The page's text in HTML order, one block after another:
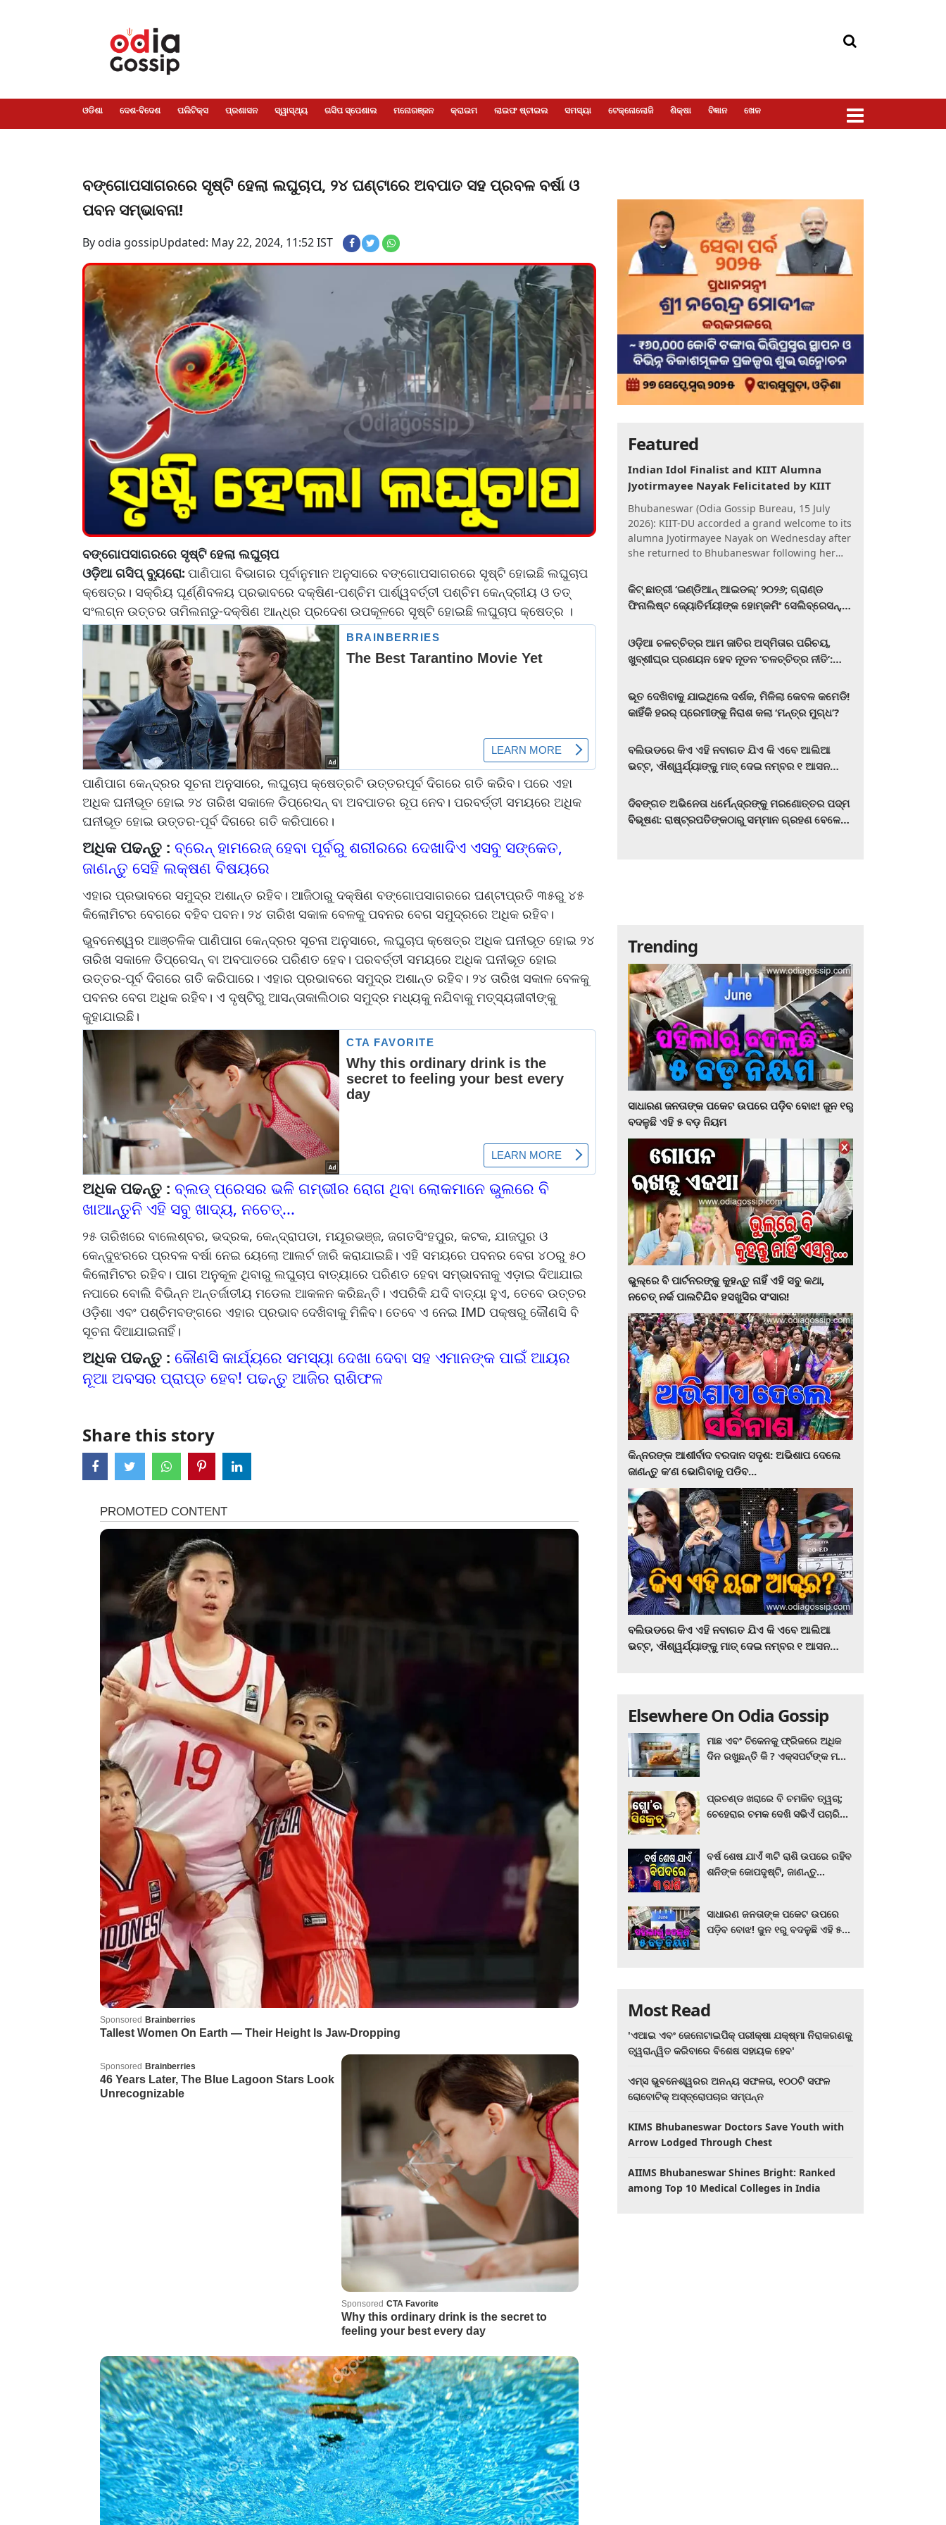
ଓଡିଶା ଦେଶ-ବିଦେଶ ପଲିଟିକ୍ସ ପ୍ରଶାସନ ସ୍ୱାସ୍ଥ୍ୟ ଗସିପ ସ୍ପେଶାଲ ମନୋରଞ୍ଜନ କ୍ରାଇମ ଲାଇଫ ଷ୍ଟାଇଲ ସମସ୍ୟା ଟେକ୍ନୋଲୋଜି ଶିକ୍ଷା ବିଜ୍ଞାନ ଖେଳ
ବଙ୍ଗୋପସାଗରରେ ସୃଷ୍ଟି ହେଲା ଲଘୁଚାପ, ୨୪ ଘଣ୍ଟାରେ ଅବପାତ ସହ ପ୍ରବଳ ବର୍ଷା ଓ
ପବନ ସମ୍ଭାବନା!
By odia gossipUpdated: May 22, 2024, 11:52 IST
ବଙ୍ଗୋପସାଗରରେ ସୃଷ୍ଟି ହେଲା ଲଘୁଚାପ
ଓଡ଼ିଆ ଗସିପ୍ ବ୍ୟୁରୋ: ପାଣିପାଗ ବିଭାଗର ପୂର୍ବାନୁମାନ ଅନୁସାରେ ବଙ୍ଗୋପସାଗରରେ ସୃଷ୍ଟି ହୋଇଛି ଲଘୁଚାପ
କ୍ଷେତ୍ର। ସକ୍ରିୟ ଘୂର୍ଣ୍ଣିବଳୟ ପ୍ରଭାବରେ ଦକ୍ଷିଣ-ପଶ୍ଚିମ ପାର୍ଶ୍ୱବର୍ତ୍ତୀ ପଶ୍ଚିମ କେନ୍ଦ୍ରୀୟ ଓ ତତ୍
ସଂଲଗ୍ନ ଉତ୍ତର ତାମିଲନାଡୁ-ଦକ୍ଷିଣ ଆନ୍ଧ୍ର ପ୍ରଦେଶ ଉପକୂଳରେ ସୃଷ୍ଟି ହୋଇଛି ଲଘୁଚାପ କ୍ଷେତ୍ର ।
ପାଣିପାଗ କେନ୍ଦ୍ରର ସୂଚନା ଅନୁସାରେ, ଲଘୁଚାପ କ୍ଷେତ୍ରଟି ଉତ୍ତରପୂର୍ବ ଦିଗରେ ଗତି କରିବ। ପରେ ଏହା
ଅଧିକ ଘନୀଭୂତ ହୋଇ ୨୪ ତାରିଖ ସକାଳେ ଡିପ୍ରେସନ୍ ବା ଅବପାତର ରୂପ ନେବ। ପରବର୍ତ୍ତୀ ସମୟରେ ଅଧିକ
ଘନୀଭୂତ ହୋଇ ଉତ୍ତର-ପୂର୍ବ ଦିଗରେ ଗତି କରିପାରେ।
ଅଧିକ ପଢନ୍ତୁ : ବ୍ରେନ୍ ହାମରେଜ୍ ହେବା ପୂର୍ବରୁ ଶରୀରରେ ଦେଖାଦିଏ ଏସବୁ ସଙ୍କେତ,
ଜାଣନ୍ତୁ ସେହି ଲକ୍ଷଣ ବିଷୟରେ
ଏହାର ପ୍ରଭାବରେ ସମୁଦ୍ର ଅଶାନ୍ତ ରହିବ। ଆଜିଠାରୁ ଦକ୍ଷିଣ ବଙ୍ଗୋପସାଗରରେ ଘଣ୍ଟାପ୍ରତି ୩୫ରୁ ୪୫
କିଲୋମିଟର ବେଗରେ ବହିବ ପବନ। ୨୪ ତାରିଖ ସକାଳ ବେଳକୁ ପବନର ବେଗ ସମୁଦ୍ରରେ ଅଧିକ ରହିବ।
ଭୁବନେଶ୍ୱର ଆଞ୍ଚଳିକ ପାଣିପାଗ କେନ୍ଦ୍ରର ସୂଚନା ଅନୁସାରେ, ଲଘୁଚାପ କ୍ଷେତ୍ର ଅଧିକ ଘନୀଭୂତ ହୋଇ ୨୪
ତାରିଖ ସକାଳେ ଡିପ୍ରେସନ୍ ବା ଅବପାତରେ ପରିଣତ ହେବ। ପରବର୍ତ୍ତୀ ସମୟରେ ଅଧିକ ଘନୀଭୂତ ହୋଇ
ଉତ୍ତର-ପୂର୍ବ ଦିଗରେ ଗତି କରିପାରେ। ଏହାର ପ୍ରଭାବରେ ସମୁଦ୍ର ଅଶାନ୍ତ ରହିବ। ୨୪ ତାରିଖ ସକାଳ ବେଳକୁ
ପବନର ବେଗ ଅଧିକ ରହିବ। ଏ ଦୃଷ୍ଟିରୁ ଆସନ୍ତାକାଲିଠାର ସମୁଦ୍ର ମଧ୍ୟକୁ ନଯିବାକୁ ମତ୍ସ୍ୟଜୀବୀଙ୍କୁ
କୁହାଯାଇଛି।
ଅଧିକ ପଢନ୍ତୁ : ବ୍ଲଡ୍ ପ୍ରେସର ଭଳି ଗମ୍ଭୀର ରୋଗ ଥିବା ଲୋକମାନେ ଭୁଲରେ ବି
ଖାଆନ୍ତୁନି ଏହି ସବୁ ଖାଦ୍ୟ, ନଚେତ୍...
୨୫ ତାରିଖରେ ବାଲେଶ୍ବର, ଭଦ୍ରକ, କେନ୍ଦ୍ରାପଡା, ମୟୂରଭଞ୍ଜ, ଜଗତସିଂହପୁର, କଟକ, ଯାଜପୁର ଓ
କେନ୍ଦୁଝରରେ ପ୍ରବଳ ବର୍ଷା ନେଇ ୟେଲୋ ଆଲର୍ଟ ଜାରି କରାଯାଇଛି। ଏହି ସମୟରେ ପବନର ବେଗ ୪୦ରୁ ୫୦
କିଲୋମିଟର ରହିବ। ପାଗ ଅନୁକୂଳ ଥିବାରୁ ଲଘୁଚାପ ବାତ୍ୟାରେ ପରିଣତ ହେବା ସମ୍ଭାବନାକୁ ଏଡ଼ାଇ ଦିଆଯାଇ
ନପାରେ ବୋଲି ବିଭିନ୍ନ ଅନ୍ତର୍ଜାତୀୟ ମଡେଲ ଆକଳନ କରିଛନ୍ତି। ଏପରିକି ଯଦି ବାତ୍ୟା ହୁଏ, ତେବେ ଉତ୍ତର
ଓଡ଼ିଶା ଏବଂ ପଶ୍ଚିମବଙ୍ଗରେ ଏହାର ପ୍ରଭାବ ଦେଖିବାକୁ ମିଳିବ। ତେବେ ଏ ନେଇ IMD ପକ୍ଷରୁ କୌଣସି ବି
ସୂଚନା ଦିଆଯାଇନାହିଁ।
ଅଧିକ ପଢନ୍ତୁ : କୌଣସି କାର୍ଯ୍ୟରେ ସମସ୍ୟା ଦେଖା ଦେବା ସହ ଏମାନଙ୍କ ପାଇଁ ଆୟର
ନୂଆ ଅବସର ପ୍ରାପ୍ତ ହେବ! ପଢନ୍ତୁ ଆଜିର ରାଶିଫଳ
Share this story
Featured
Indian Idol Finalist and KIIT Alumna
Jyotirmayee Nayak Felicitated by KIIT
Bhubaneswar (Odia Gossip Bureau, 15 July
2026): KIIT-DU accorded a grand welcome to its
alumna Jyotirmayee Nayak on Wednesday after
she returned to Bhubaneswar following her
କିଟ୍‍ ଛାତ୍ରୀ ‘ଇଣ୍ଡିଆନ୍ ଆଇଡଲ୍‌’ ୨୦୨୬; ଗ୍ରାଣ୍ଡ
ଫିନାଲିଷ୍ଟ ଜ୍ୟୋତିର୍ମୟୀଙ୍କ ହୋମ୍‍କମିଂ ସେଲିବ୍ରେସନ୍‍,
ଓଡ଼ିଆ ଚଳଚ୍ଚିତ୍ର ଆମ ଜାତିର ଅସ୍ମିତାର ପରିଚୟ,
ଖୁବ୍‌ଶୀଘ୍ର ପ୍ରଣୟନ ହେବ ନୂତନ ‘ଚଳଚ୍ଚିତ୍ର ନୀତି’:
ଭୂତ ଦେଖିବାକୁ ଯାଇଥିଲେ ଦର୍ଶକ, ମିଳିଲା କେବଳ କମେଡି!
କାହିଁକି ହରର୍‌ ପ୍ରେମୀଙ୍କୁ ନିରାଶ କଲା ‘ମନ୍ତ୍ର ମୁଗ୍ଧ’?
ବଲିଉଡରେ କିଏ ଏହି ନବାଗତ ଯିଏ କି ଏବେ ଆଲିଆ
ଭଟ୍ଟ, ଐଶ୍ୱର୍ଯ୍ୟାଙ୍କୁ ମାତ୍‌ ଦେଇ ନମ୍ବର ୧ ଆସନ
ଦିବଙ୍ଗତ ଅଭିନେତା ଧର୍ମେନ୍ଦ୍ରଙ୍କୁ ମରଣୋତ୍ତର ପଦ୍ମ
ବିଭୂଷଣ: ରାଷ୍ଟ୍ରପତିଙ୍କଠାରୁ ସମ୍ମାନ ଗ୍ରହଣ ବେଳେ
Trending
ସାଧାରଣ ଜନତାଙ୍କ ପକେଟ ଉପରେ ପଡ଼ିବ ବୋଝ! ଜୁନ ୧ରୁ
ବଦଳୁଛି ଏହି ୫ ବଡ଼ ନିୟମ
ଭୁଲ୍‌ରେ ବି ପାର୍ଟନରଙ୍କୁ କୁହନ୍ତୁ ନାହିଁ ଏହି ସବୁ କଥା,
ନଚେତ୍‌ ନର୍କ ପାଲଟିଯିବ ହସଖୁସିର ସଂସାର!
କିନ୍ନରଙ୍କ ଆଶୀର୍ବାଦ ବରଦାନ ସଦୃଶ: ଅଭିଶାପ ଦେଲେ
ଜାଣନ୍ତୁ କ’ଣ ଭୋଗିବାକୁ ପଡିବ...
ବଲିଉଡରେ କିଏ ଏହି ନବାଗତ ଯିଏ କି ଏବେ ଆଲିଆ
ଭଟ୍ଟ, ଐଶ୍ୱର୍ଯ୍ୟାଙ୍କୁ ମାତ୍‌ ଦେଇ ନମ୍ବର ୧ ଆସନ
Elsewhere On Odia Gossip
ମାଛ ଏବଂ ଚିକେନକୁ ଫ୍ରିଜରେ ଅଧିକ
ଦିନ ରଖୁଛନ୍ତି କି ? ଏକ୍ସପର୍ଟଙ୍କ ମତ
ପ୍ରଚଣ୍ଡ ଖରାରେ ବି ଚମକିବ ତ୍ୱଚା;
ଚେହେରାର ଚମକ ଦେଖି ସଭିଏଁ ପଚାରିବେ
ବର୍ଷ ଶେଷ ଯାଏଁ ୩ଟି ରାଶି ଉପରେ ରହିବ
ଶନିଙ୍କ କୋପଦୃଷ୍ଟି, ଜାଣନ୍ତୁ
ସାଧାରଣ ଜନତାଙ୍କ ପକେଟ ଉପରେ
ପଡ଼ିବ ବୋଝ! ଜୁନ ୧ରୁ ବଦଳୁଛି ଏହି ୫
Most Read
'ଏଆଇ ଏବଂ ଜେନୋଟାଇପିକ୍ ପରୀକ୍ଷା ଯକ୍ଷ୍ମା ନିରାକରଣକୁ
ତ୍ୱରାନ୍ୱିତ କରିବାରେ ବିଶେଷ ସହାୟକ ହେବ'
ଏମ୍ସ ଭୁବନେଶ୍ୱରର ଅନନ୍ୟ ସଫଳତା, ୧୦୦ଟି ସଫଳ
ରୋବୋଟିକ୍ ଅସ୍ତ୍ରୋପଚାର ସମ୍ପନ୍ନ
KIMS Bhubaneswar Doctors Save Youth with
Arrow Lodged Through Chest
AIIMS Bhubaneswar Shines Bright: Ranked
among Top 10 Medical Colleges in India